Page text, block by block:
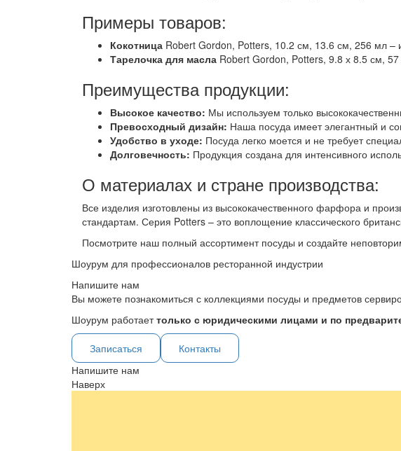
Примеры товаров:
Кокотница Robert Gordon, Potters, 10.2 см, 13.6 см, 256 мл –
Тарелочка для масла Robert Gordon, Potters, 9.8 х 8.5 см, 57
Преимущества продукции:
Высокое качество: Мы используем только
Превосходный дизайн: Наша посуда имеет элегантный и
Удобство в уходе: Посуда легко моется и не требует
Долговечность: Продукция создана для интенсивного
О материалах и стране производства:
Все изделия изготовлены из высококачественного фарфора и
стандартам. Серия Potters – это воплощение классического
Посмотрите наш полный ассортимент посуды и создайте
Шоурум для профессионалов ресторанной индустрии
Напишите нам
Вы можете познакомиться с коллекциями посуды и предметов
Шоурум работаеттолько с юридическими лицами и по
Записаться
Контакты
Напишите нам
Наверх